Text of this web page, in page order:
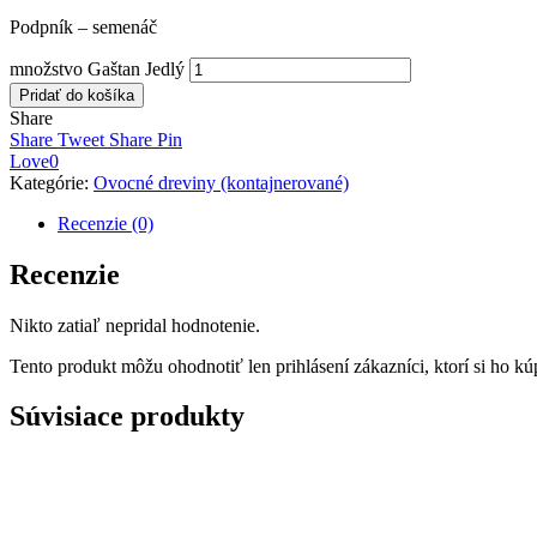
Podpník – semenáč
množstvo Gaštan Jedlý
Pridať do košíka
Share
Share Tweet Share Pin
Love0
Kategórie: Ovocné dreviny (kontajnerované)
Recenzie (0)
Recenzie
Nikto zatiaľ nepridal hodnotenie.
Tento produkt môžu ohodnotiť len prihlásení zákazníci, ktorí si ho
Súvisiace produkty